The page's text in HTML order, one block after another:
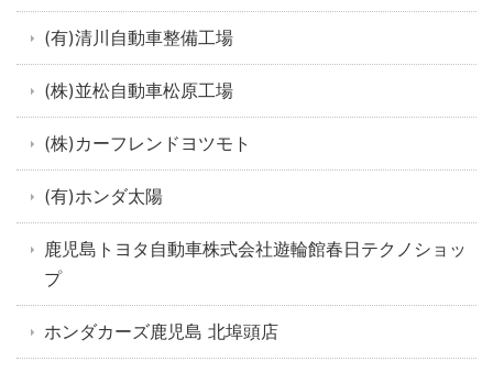
(有)清川自動車整備工場
(株)並松自動車松原工場
(株)カーフレンドヨツモト
(有)ホンダ太陽
鹿児島トヨタ自動車株式会社遊輪館春日テクノショッ
プ
ホンダカーズ鹿児島 北埠頭店